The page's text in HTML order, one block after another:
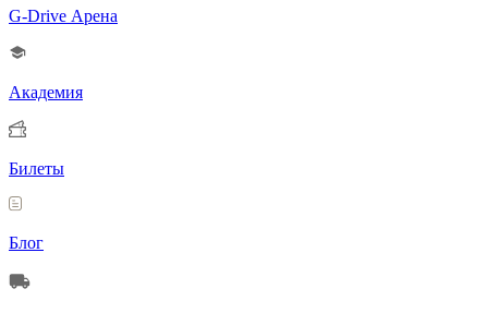
G-Drive Арена
Академия
Билеты
Блог